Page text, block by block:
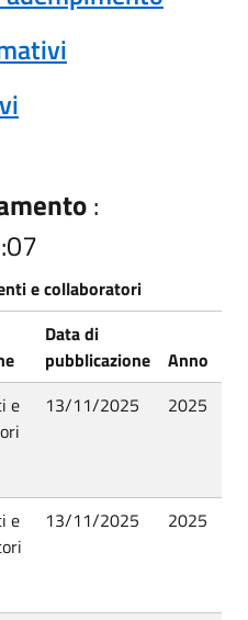
:
e collaboratori
Data di
pubblicazione
Anno
e
13/11/2025 2025
e
13/11/2025 2025